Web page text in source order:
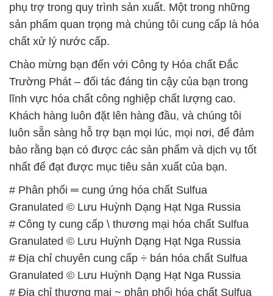
phụ trợ trong quy trình sản xuất. Một trong những
sản phẩm quan trọng mà chúng tôi cung cấp là hóa
chất xử lý nước cấp.
Chào mừng bạn đến với Công ty Hóa chất Đắc
Trường Phát – đối tác đáng tin cậy của bạn trong
lĩnh vực hóa chất công nghiệp chất lượng cao.
Khách hàng luôn đặt lên hàng đầu, và chúng tôi
luôn sẵn sàng hỗ trợ bạn mọi lúc, mọi nơi, để đảm
bảo rằng bạn có được các sản phẩm và dịch vụ tốt
nhất để đạt được mục tiêu sản xuất của bạn.
# Phân phối ═ cung ứng hóa chất Sulfua
Granulated © Lưu Huỳnh Dạng Hạt Nga Russia
# Công ty cung cấp \ thương mại hóa chất Sulfua
Granulated © Lưu Huỳnh Dạng Hạt Nga Russia
# Địa chỉ chuyên cung cấp ÷ bán hóa chất Sulfua
Granulated © Lưu Huỳnh Dạng Hạt Nga Russia
# Địa chỉ thương mại ~ phân phối hóa chất Sulfua